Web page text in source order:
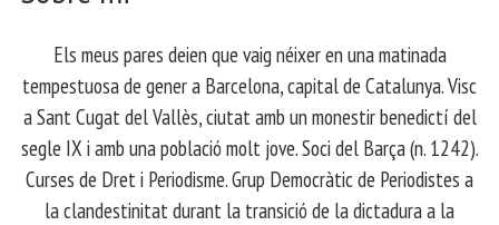
Els meus pares deien que vaig néixer en una matinada
tempestuosa de gener a Barcelona, capital de Catalunya. Visc
a Sant Cugat del Vallès, ciutat amb un monestir benedictí del
segle IX i amb una població molt jove. Soci del Barça (n. 1242).
Curses de Dret i Periodisme. Grup Democràtic de Periodistes a
la clandestinitat durant la transició de la dictadura a la